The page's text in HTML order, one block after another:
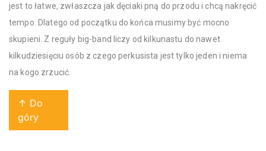
jest to łatwe, zwłaszcza jak dęciaki pną do przodu i chcą nakręcić
tempo. Dlatego od początku do końca musimy być mocno
skupieni. Z reguły big-band liczy od kilkunastu do nawet
kilkudziesięciu osób z czego perkusista jest tylko jeden i niema
na kogo zrzucić.
↑ Do
góry